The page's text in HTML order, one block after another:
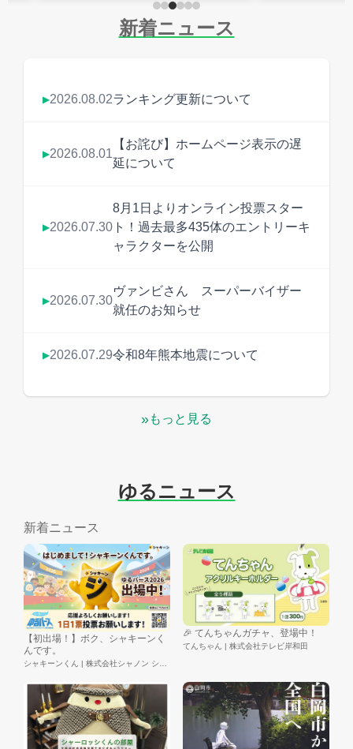
新着ニュース
▶2026.08.02ランキング更新について
▶2026.08.01
【お詫び】ホームページ表示の遅
延について
▶2026.07.30
8月1日よりオンライン投票スター
ト！過去最多435体のエントリーキ
ャラクターを公開
▶2026.07.30
ヴァンビさん スーパーバイザー
就任のお知らせ
▶2026.07.29令和8年熊本地震について
»もっと見る
ゆるニュース
新着ニュース
【初出場！】ボク、シャキーンく
んです。
🎉 てんちゃんガチャ、登場中！
てんちゃん | 株式会社テレビ岸和田